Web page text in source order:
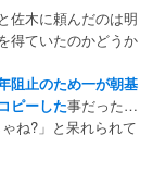
佐木に頼んだのは明
得ていたのかどうか
阻止のため一が朝基
ピーした事だった…
ね?」と呆れられて